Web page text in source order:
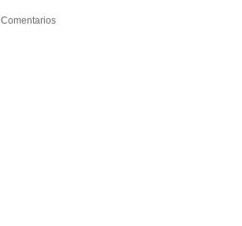
Comentarios
Comentarios